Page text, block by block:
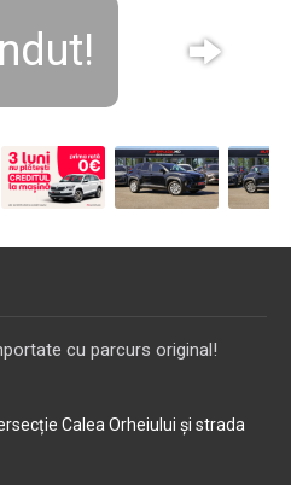
cu parcurs original!
Calea Orheiului și strada